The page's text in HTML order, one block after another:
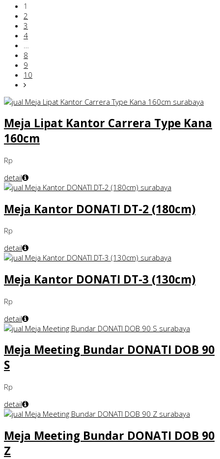
1
2
3
4
8
9
10
Meja Lipat Kantor Carrera Type Kana
160cm
Rp
detail
Meja Kantor DONATI DT-2 (180cm)
Rp
detail
Meja Kantor DONATI DT-3 (130cm)
Rp
detail
Meja Meeting Bundar DONATI DOB 90
S
Rp
detail
Meja Meeting Bundar DONATI DOB 90
Z